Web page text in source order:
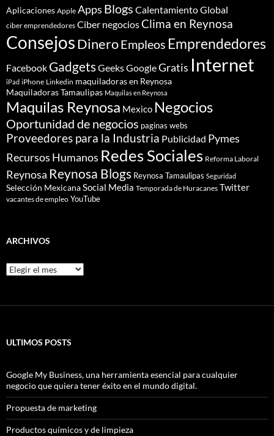
Aplicaciones Apple Apps Blogs Calentamiento Global
ciber emprendedores Ciber negociosClima en Reynosa
ConsejosDineroEmpleos Emprendedores
Facebook GadgetsGeeksGoogleGratis Internet
iPad iPhone Linkedin maquiladoras en Reynosa
Maquiladoras Tamaulipas Maquilas en Reynosa
Maquilas Reynosa Mexico Negocios
Oportunidad de negocios paginas webs
Proveedores para la Industria Publicidad Pymes
Recursos Humanos Redes Sociales Reforma Laboral
Reynosa Reynosa Blogs Reynosa Tamaulipas Seguridad
Selección MexicanaSocial Media Temporada de Huracanes Twitter
vacantes de empleo YouTube
ARCHIVOS
Archivos
ULTIMOS POSTS
Google My Business, una herramienta esencial para cualquier
negocio que quiera tener éxito en el mundo digital.
Propuesta de marketing
Productos químicos y de limpieza